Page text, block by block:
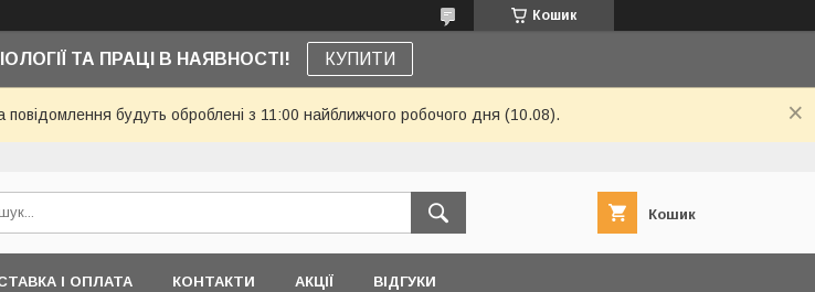
Кошик
ТА ПРАЦІ В НАЯВНОСТІ! КУПИТИ
повідомлення будуть оброблені з 11:00 найближчого робочого дня (10.08).
Кошик
І ОПЛАТА КОНТАКТИ АКЦІЇ ВІДГУКИ